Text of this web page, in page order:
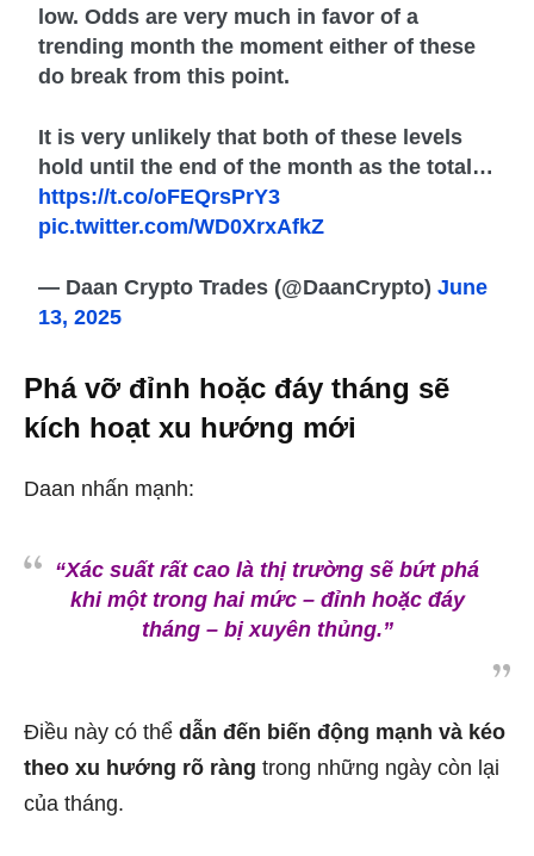
low. Odds are very much in favor of a
trending month the moment either of these
do break from this point.
It is very unlikely that both of these levels
hold until the end of the month as the total…
https://t.co/oFEQrsPrY3
pic.twitter.com/WD0XrxAfkZ
— Daan Crypto Trades (@DaanCrypto)June
13, 2025
Phá vỡ đỉnh hoặc đáy tháng sẽ
kích hoạt xu hướng mới
Daan nhấn mạnh:
“Xác suất rất cao là thị trường sẽ bứt phá
khi một trong hai mức – đỉnh hoặc đáy
tháng – bị xuyên thủng.”
Điều này có thể dẫn đến biến động mạnh và kéo
theo xu hướng rõ ràng trong những ngày còn lại
của tháng.